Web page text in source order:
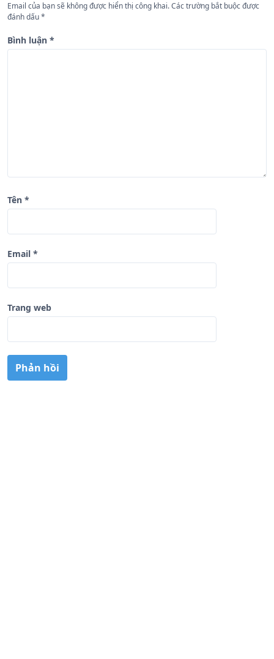
b
à
i
Email của bạn sẽ không được hiển thị công khai.Các trường bắt buộc được
đánh dấu*
Bình luận *
Tên *
Email *
Trang web